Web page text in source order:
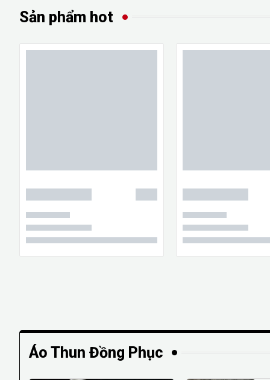
Sản phẩm hot
Áo Thun Đồng Phục